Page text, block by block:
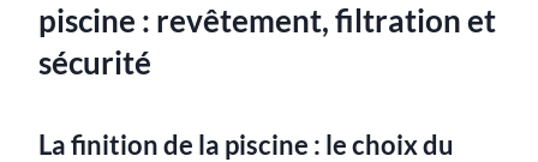
piscine : revêtement, filtration et
sécurité
La finition de la piscine : le choix du